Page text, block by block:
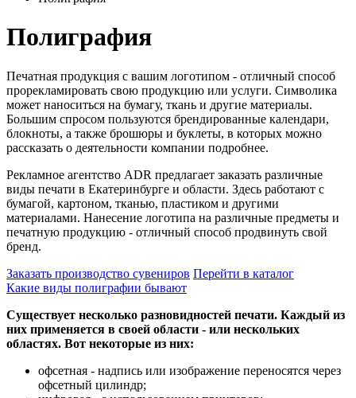
Полиграфия
Печатная продукция с вашим логотипом - отличный способ
прорекламировать свою продукцию или услуги. Символика
может наноситься на бумагу, ткань и другие материалы.
Большим спросом пользуются брендированные календари,
блокноты, а также брошюры и буклеты, в которых можно
рассказать о деятельности компании подробнее.
Рекламное агентство ADR предлагает заказать различные
виды печати в Екатеринбурге и области. Здесь работают с
бумагой, картоном, тканью, пластиком и другими
материалами. Нанесение логотипа на различные предметы и
печатную продукцию - отличный способ продвинуть свой
бренд.
Заказать производство сувениров Перейти в каталог
Какие виды полиграфии бывают
Существует несколько разновидностей печати. Каждый из
них применяется в своей области - или нескольких
областях. Вот некоторые из них:
офсетная - надпись или изображение переносятся через
офсетный цилиндр;